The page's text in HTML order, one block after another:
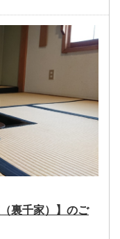
裏千家）】のご